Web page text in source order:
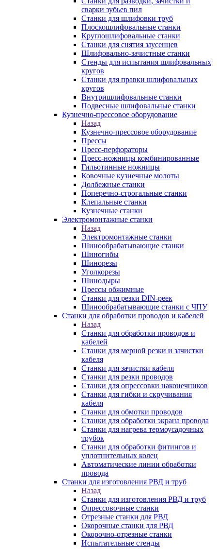
сварки зубьев пил
Станки для шлифовки труб
Плоскошлифовальные станки
Круглошлифовальные станки
Станки для снятия заусенцев
Шлифовально-зачистные станки
Стенды для испытания шлифовальных
кругов
Станки для правки шлифовальных
кругов
Внутришлифовальные станки
Подвесные шлифовальные станки
Кузнечно-прессовое оборудование
Назад
Кузнечно-прессовое оборудование
Прессы
Пресс-перфораторы
Пресс-ножницы комбинированные
Гильотинные ножницы
Ковочные кузнечные молоты
Долбежные станки
Поперечно-строгальные станки
Клепальные станки
Кузнечные станки
Электромонтажные станки
Назад
Электромонтажные станки
Шинообрабатывающие станки
Шиногибы
Шинорезы
Уголкорезы
Шинодыры
Прессы обжимные
Станки для резки DIN-реек
Шинообрабатывающие станки с ЧПУ
Станки для обработки проводов и кабелей
Назад
Станки для обработки проводов и
кабелей
Станки для мерной резки и зачистки
кабеля
Станки для зачистки кабеля
Станки для резки проводов
Станки для опрессовки наконечников
Станки для гибки и скручивания
кабеля
Станки для обмотки проводов
Станки для обработки экрана провода
Станки для нагрева термоусадочных
трубок
Станки для обработки фитингов и
уплотнительных колец
Автоматические линии обработки
провода
Станки для изготовления РВД и труб
Назад
Станки для изготовления РВД и труб
Опрессовочные станки
Отрезные станки для РВД
Окорочные станки для РВД
Окорочно-отрезные станки
Испытательные стенды